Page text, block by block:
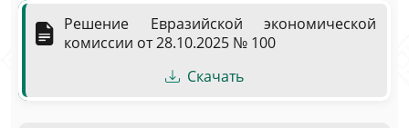
Решение Евразийской экономической
комиссии от 28.10.2025 № 100
Скачать